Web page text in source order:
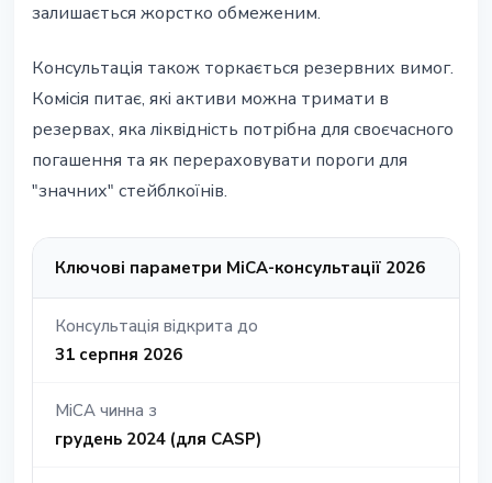
залишається жорстко обмеженим.
Консультація також торкається резервних вимог.
Комісія питає, які активи можна тримати в
резервах, яка ліквідність потрібна для своєчасного
погашення та як перераховувати пороги для
"значних" стейблкоїнів.
Ключові параметри MiCA-консультації 2026
Консультація відкрита до
31 серпня 2026
MiCA чинна з
грудень 2024 (для CASP)